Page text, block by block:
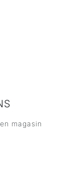
magasin